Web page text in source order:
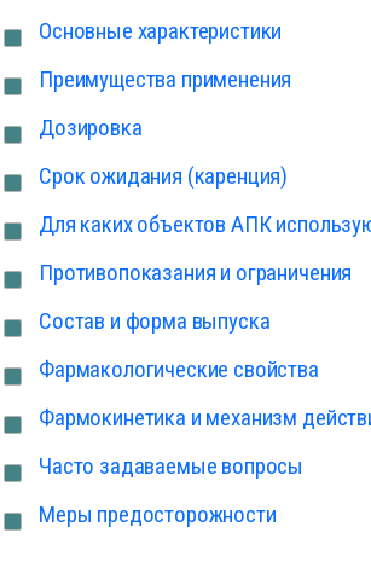
Основные характеристики
Преимущества применения
Дозировка
Срок ожидания (каренция)
Для каких объектов АПК
Противопоказания и ограничения
Состав и форма выпуска
Фармакологические свойства
Фармокинетика и механизм
Часто задаваемые вопросы
Меры предосторожности